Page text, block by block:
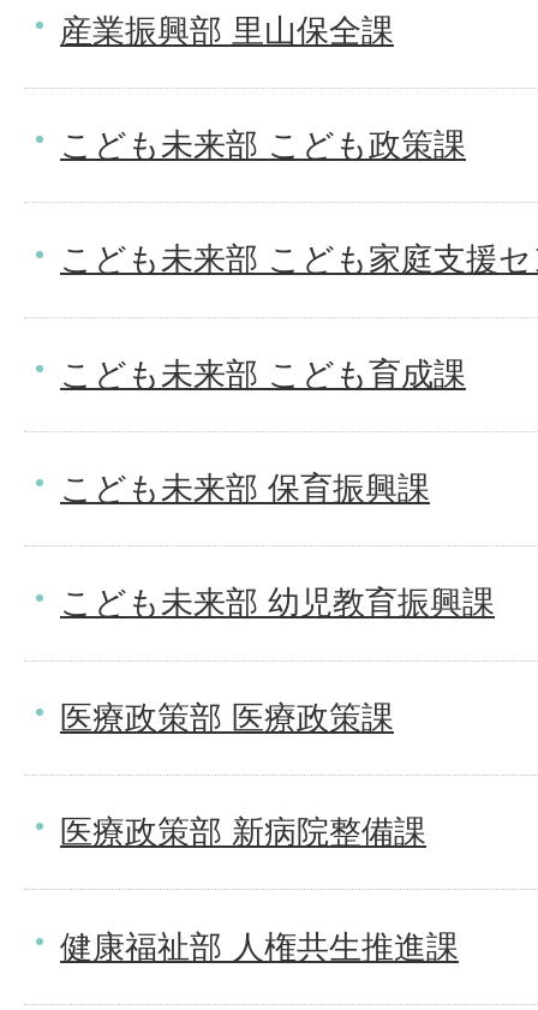
産業振興部 里山保全課
こども未来部 こども政策課
こども未来部 こども家庭支援
こども未来部 こども育成課
こども未来部 保育振興課
こども未来部 幼児教育振興課
医療政策部 医療政策課
医療政策部 新病院整備課
健康福祉部 人権共生推進課